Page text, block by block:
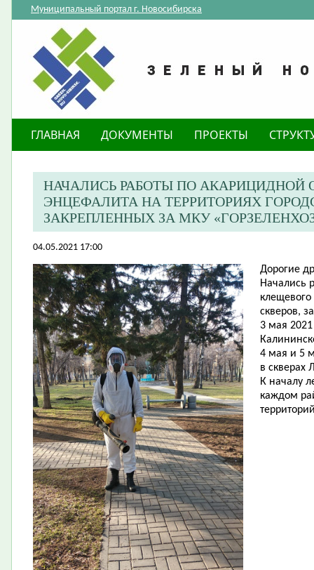
Муниципальный портал г. Новосибирска
ГЛАВНАЯ ДОКУМЕНТЫ ПРОЕКТЫ
НАЧАЛИСЬ РАБОТЫ ПО АКАРИЦИДНОЙ
ЭНЦЕФАЛИТА НА ТЕРРИТОРИЯХ
ЗАКРЕПЛЕННЫХ ЗА МКУ
04.05.2021 17:00
Дорогие
Начались
клещевого
скверов,
3 мая
4 мая и 5
в скверах
К началу
каждом